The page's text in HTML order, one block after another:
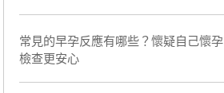
常見的早孕反應有哪些？懷疑自己懷
檢查更安心